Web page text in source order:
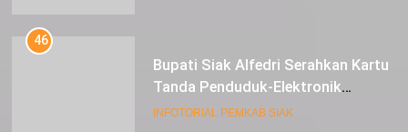
46
Bupati Siak Alfedri Serahkan Kartu
Tanda Penduduk-Elektronik
Kepada Pelajar SMK 1 Koto Gasib
INFOTORIAL PEMKAB SIAK